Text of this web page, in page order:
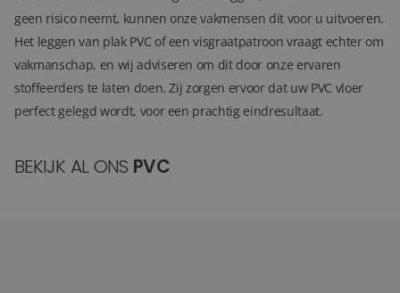
geen risico neemt, kunnen onze vakmensen dit voor u uitvoeren.
Het leggen van plak PVC of een visgraatpatroon vraagt echter om
vakmanschap, en wij adviseren om dit door onze ervaren
stoffeerders te laten doen. Zij zorgen ervoor dat uw PVC vloer
perfect gelegd wordt, voor een prachtig eindresultaat.
BEKIJK AL ONS PVC